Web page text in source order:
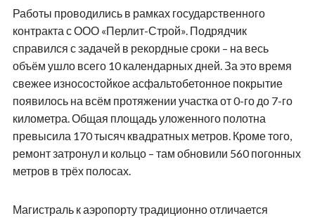
Работы проводились в рамках государственного
контракта с ООО «Перлит-Строй». Подрядчик
справился с задачей в рекордные сроки – на весь
объём ушло всего 10 календарных дней. За это время
свежее износостойкое асфальтобетонное покрытие
появилось на всём протяжении участка от 0-го до 7-го
километра. Общая площадь уложенного полотна
превысила 170 тысяч квадратных метров. Кроме того,
ремонт затронул и кольцо – там обновили 560 погонных
метров в трёх полосах.
Магистраль к аэропорту традиционно отличается